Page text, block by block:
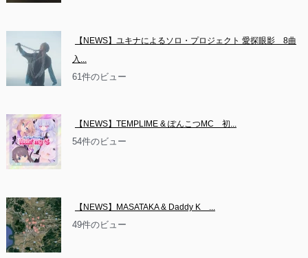
【NEWS】ユキナによるソロ・プロジェクト 愛探眼影　8曲
入...
61件のビュー
【NEWS】TEMPLIME & ぽんこつMC　初...
54件のビュー
【NEWS】MASATAKA & Daddy K　...
49件のビュー